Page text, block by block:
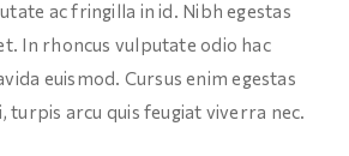
ac fringilla in id. Nibh egestas
In rhoncus vulputate odio hac
euismod. Cursus enim egestas
turpis arcu quis feugiat viverra nec.